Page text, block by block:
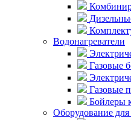
Водонагреватели
Газовые
Газовые
Бойлеры
Оборудование